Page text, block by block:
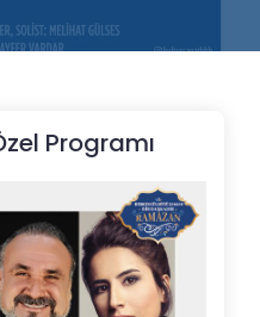
Programı